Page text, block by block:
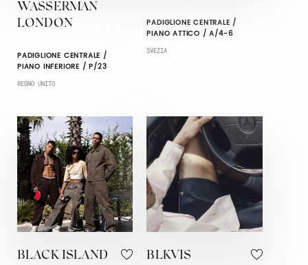
WASSERMAN
LONDON
PADIGLIONE CENTRALE /
PIANO INFERIORE / P/23
REGNO UNITO
PADIGLIONE CENTRALE /
PIANO ATTICO / A/4-6
SVEZIA
BLACK ISLAND BLKVIS